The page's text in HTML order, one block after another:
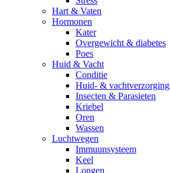
Hart & Vaten
Hormonen
Kater
Overgewicht & diabetes
Poes
Huid & Vacht
Conditie
Huid- & vachtverzorging
Insecten & Parasieten
Kriebel
Oren
Wassen
Luchtwegen
Immuunsysteem
Keel
Longen